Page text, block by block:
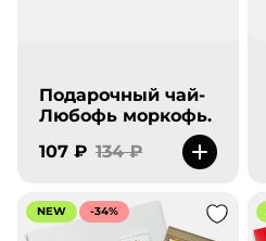
Подарочный чай-
Любофь моркофь.
107 ₽ 134 ₽
NEW -34%